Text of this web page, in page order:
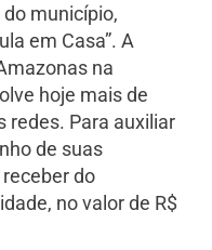
município,
em Casa”. A
na
hoje mais de
redes. Para auxiliar
de suas
do
no valor de R$